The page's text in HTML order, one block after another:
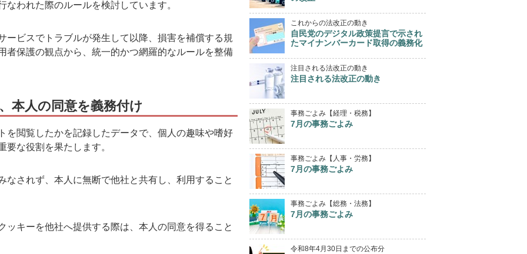
われた際のルールを検討しています。
ビスでトラブルが発生して以降、損害を補償する規
者保護の観点から、統一的かつ網羅的なルールを整備
本人の同意を義務付け
閲覧したかを記録したデータで、個人の趣味や嗜好
要な役割を果たします。
されず、本人に無断で他社と共有し、利用すること
キーを他社へ提供する際は、本人の同意を得ること
これからの法改正の動き
自民党のデジタル政策提言で示され
たマイナンバーカード取得の義務化
注目される法改正の動き
注目される法改正の動き
事務ごよみ【経理・税務】
7月の事務ごよみ
事務ごよみ【人事・労務】
7月の事務ごよみ
事務ごよみ【総務・法務】
7月の事務ごよみ
令和8年4月30日までの公布分